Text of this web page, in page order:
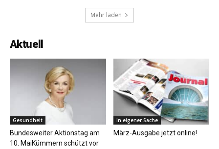
Mehr laden
Aktuell
Gesundheit
Bundesweiter Aktionstag am
10. MaiKümmern schützt vor
In eigener Sache
März-Ausgabe jetzt online!